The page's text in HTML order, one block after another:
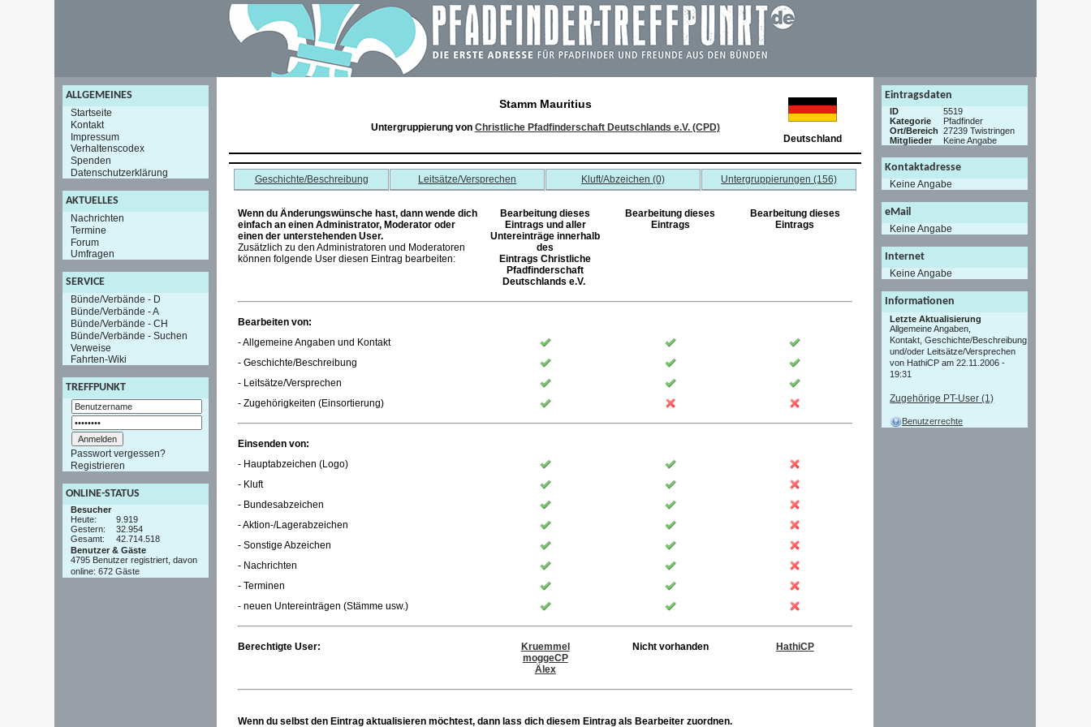
ALLGEMEINES
Startseite
Kontakt
Impressum
Verhaltenscodex
Spenden
Datenschutzerklärung
AKTUELLES
Nachrichten
Termine
Forum
Umfragen
SERVICE
Bünde/Verbände - D
Bünde/Verbände - A
Bünde/Verbände - CH
Bünde/Verbände - Suchen
Verweise
Fahrten-Wiki
TREFFPUNKT
Passwort vergessen?
Registrieren
ONLINE-STATUS
Besucher
Heute:
9.919
Gestern:
32.954
Gesamt:
42.714.518
Benutzer & Gäste
4795 Benutzer registriert, davon
online: 672 Gäste
Stamm Mauritius
Deutschland
Untergruppierung von Christliche Pfadfinderschaft Deutschlands e.V. (CPD)
Geschichte/Beschreibung Leitsätze/Versprechen Kluft/Abzeichen (0) Untergruppierungen (156)
Wenn du Änderungswünsche hast, dann wende dich
einfach an einen Administrator, Moderator oder
einen der unterstehenden User.
Zusätzlich zu den Administratoren und Moderatoren
können folgende User diesen Eintrag bearbeiten:
Bearbeitung dieses
Eintrags und aller
Untereinträge innerhalb
des
Eintrags Christliche
Pfadfinderschaft
Deutschlands e.V.
Bearbeitung dieses
Eintrags
Bearbeitung dieses
Eintrags
Bearbeiten von:
- Allgemeine Angaben und Kontakt
- Geschichte/Beschreibung
- Leitsätze/Versprechen
- Zugehörigkeiten (Einsortierung)
Einsenden von:
- Hauptabzeichen (Logo)
- Kluft
- Bundesabzeichen
- Aktion-/Lagerabzeichen
- Sonstige Abzeichen
- Nachrichten
- Terminen
- neuen Untereinträgen (Stämme usw.)
Berechtigte User:
Kruemmel
moggeCP
Älex
Nicht vorhanden HathiCP
Wenn du selbst den Eintrag aktualisieren möchtest, dann lass dich diesem Eintrag als Bearbeiter zuordnen.
Eintragsdaten
ID
5519
Kategorie
Pfadfinder
Ort/Bereich27239 Twistringen
Mitglieder
Keine Angabe
Kontaktadresse
Keine Angabe
eMail
Keine Angabe
Internet
Keine Angabe
Informationen
Letzte Aktualisierung
Allgemeine Angaben,
Kontakt, Geschichte/Beschreibung
und/oder Leitsätze/Versprechen
von HathiCP am 22.11.2006 -
19:31
Zugehörige PT-User (1)
Benutzerrechte